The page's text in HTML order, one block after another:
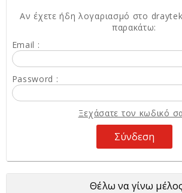
Αν έχετε ήδη λογαριασμό στο
παρακάτω:
Email :
Password :
Ξεχάσατε τον κωδικό
Θέλω να γίνω μέλος